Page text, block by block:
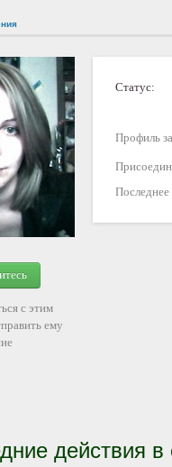
с этим
ему
Статус:
Профиль
действия